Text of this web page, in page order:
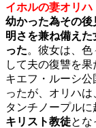
イホルの妻オリハ
幼かった為その後
明さを兼ね備え
った。彼女は、
して夫の復讐を果
キエフ・ルーシ
ったが、オリハ
タンチノープル
キリスト教徒と